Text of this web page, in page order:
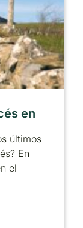
en
últimos
En
el